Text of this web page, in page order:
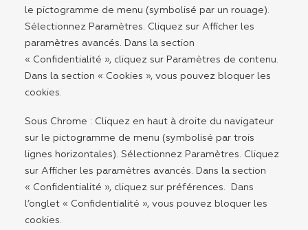
le pictogramme de menu (symbolisé par un rouage).
Sélectionnez Paramètres. Cliquez sur Afficher les
paramètres avancés. Dans la section
« Confidentialité », cliquez sur Paramètres de contenu.
Dans la section « Cookies », vous pouvez bloquer les
cookies.
Sous Chrome : Cliquez en haut à droite du navigateur
sur le pictogramme de menu (symbolisé par trois
lignes horizontales). Sélectionnez Paramètres. Cliquez
sur Afficher les paramètres avancés. Dans la section
« Confidentialité », cliquez sur préférences. Dans
l’onglet « Confidentialité », vous pouvez bloquer les
cookies.